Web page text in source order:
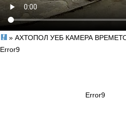
» АХТОПОЛ УЕБ КАМЕРА
Error9
Error9